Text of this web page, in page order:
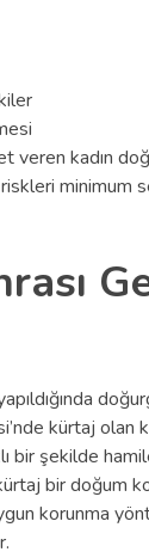
veren kadın
minimum
kürtaj olan
bir şekilde
bir doğum
korunma